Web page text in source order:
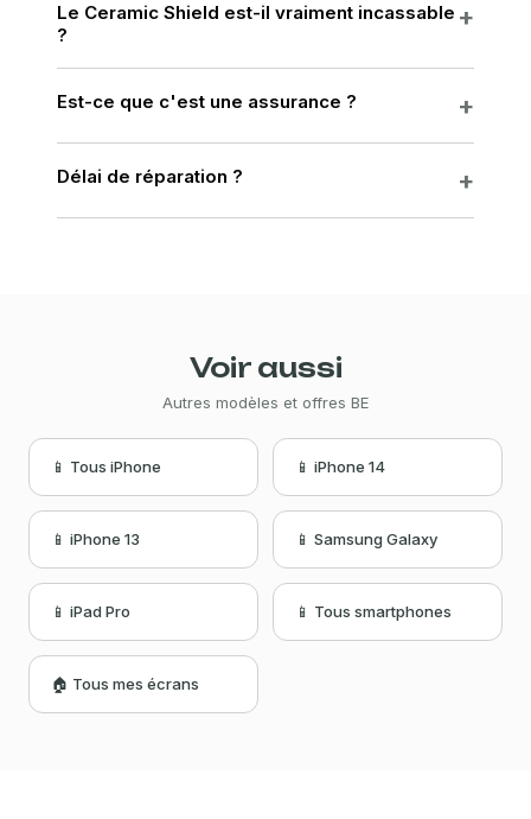
Le Ceramic Shield est-il vraiment incassable
?
Est-ce que c'est une assurance ?
Délai de réparation ?
Voir aussi
Autres modèles et offres BE
📱 Tous iPhone 📱 iPhone 14
📱 iPhone 13 📱 Samsung Galaxy
📱 iPad Pro 📱 Tous smartphones
🏠 Tous mes écrans